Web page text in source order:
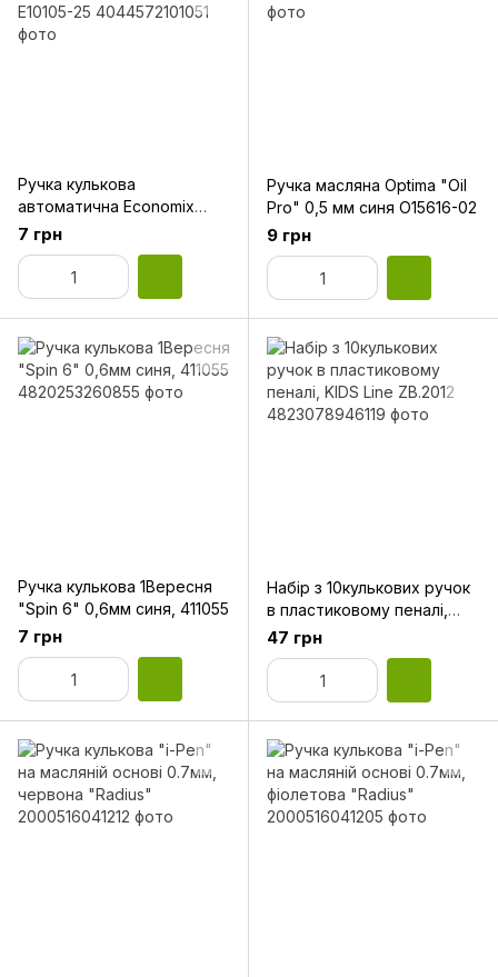
Ручка кулькова
автоматична Economix
VENERA 0,5 мм, синя
E10105-25
7 грн
Ручка масляна Optima "Oil
Pro" 0,5 мм синя O15616-02
9 грн
Ручка кулькова 1Вересня
"Spin 6" 0,6мм синя, 411055
7 грн
Набір з 10кулькових ручок
в пластиковому пеналі,
KIDS Line ZB.2012
47 грн